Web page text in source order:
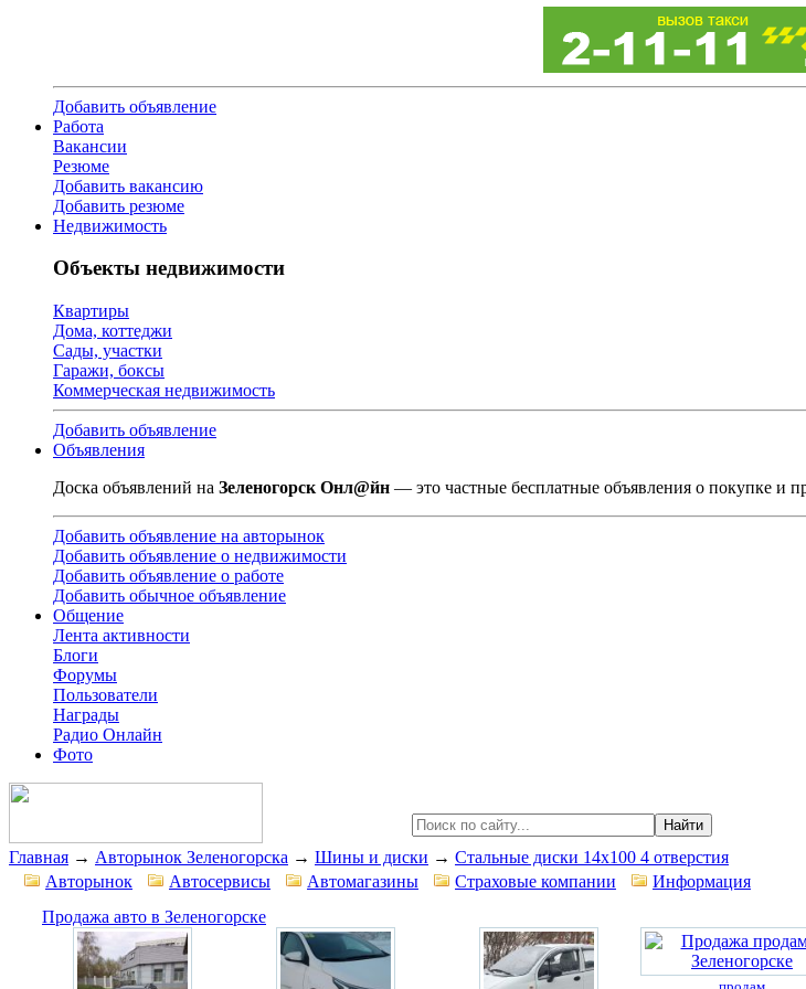
Добавить объявление
Работа
Вакансии
Резюме
Добавить вакансию
Добавить резюме
Недвижимость
Объекты недвижимости
Квартиры
Дома, коттеджи
Сады, участки
Гаражи, боксы
Коммерческая недвижимость
Добавить объявление
Объявления
Доска объявлений на Зеленогорск Онл@йн — это частные бесплатные объявления о покупке и
Добавить объявление на авторынок
Добавить объявление о недвижимости
Добавить объявление о работе
Добавить обычное объявление
Общение
Лента активности
Блоги
Форумы
Пользователи
Награды
Радио Онлайн
Фото
Найти
Главная → Авторынок Зеленогорска → Шины и диски → Стальные диски 14х100 4 отверстия
Авторынок
Автосервисы Автомагазины Страховые компании
Информация
Продажа авто в Зеленогорске